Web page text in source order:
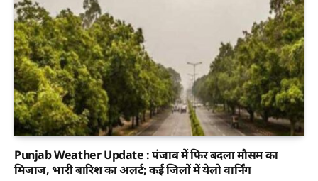
Punjab Weather Update : पंजाब में फिर बदला मौसम का
मिजाज, भारी बारिश का अलर्ट; कई जिलों में येलो वार्निंग